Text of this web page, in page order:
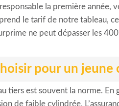
la première année,
le tarif de notre tableau,
ne peut dépasser les
pour un jeune
tiers est souvent la norme.
de faible cylindrée.